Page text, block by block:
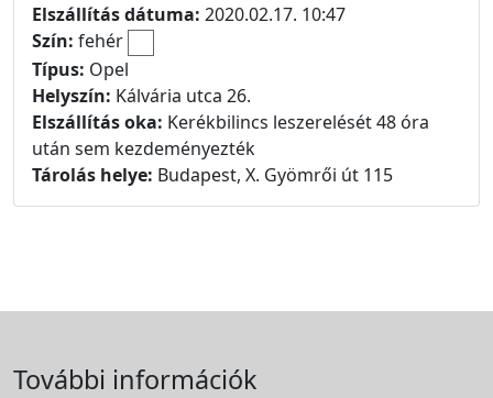
Elszállítás dátuma: 2020.02.17. 10:47
Szín: fehér
Típus: Opel
Helyszín: Kálvária utca 26.
Elszállítás oka: Kerékbilincs leszerelését 48 óra
után sem kezdeményezték
Tárolás helye: Budapest, X. Gyömrői út 115
További információk